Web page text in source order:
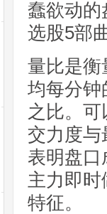
蠢欲动的
选股5部
量比是衡
均每分钟
之比。
交力度
表明盘
主力即
特征。